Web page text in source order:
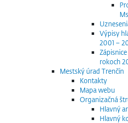
Výpisy
2001 –
rokoch
Mestský úrad Trenčín
Kontakty
Mapa webu
Organizačná
Hlavný
Hlavný